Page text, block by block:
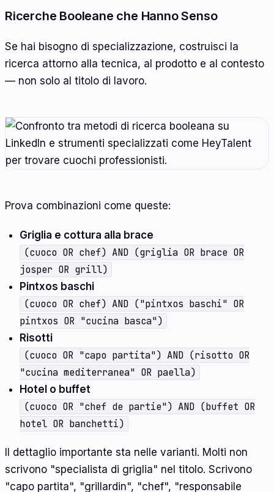
Ricerche Booleane che Hanno Senso
Se hai bisogno di specializzazione, costruisci la
ricerca attorno alla tecnica, al prodotto e al contesto
— non solo al titolo di lavoro.
Prova combinazioni come queste:
Griglia e cottura alla brace
(cuoco OR chef) AND (griglia OR brace OR
josper OR grill)
Pintxos baschi
(cuoco OR chef) AND ("pintxos baschi" OR
pintxos OR "cucina basca")
Risotti
(cuoco OR "capo partita") AND (risotto OR
"cucina mediterranea" OR paella)
Hotel o buffet
(cuoco OR "chef de partie") AND (buffet OR
hotel OR banchetti)
Il dettaglio importante sta nelle varianti. Molti non
scrivono "specialista di griglia" nel titolo. Scrivono
"capo partita", "grillardin", "chef", "responsabile